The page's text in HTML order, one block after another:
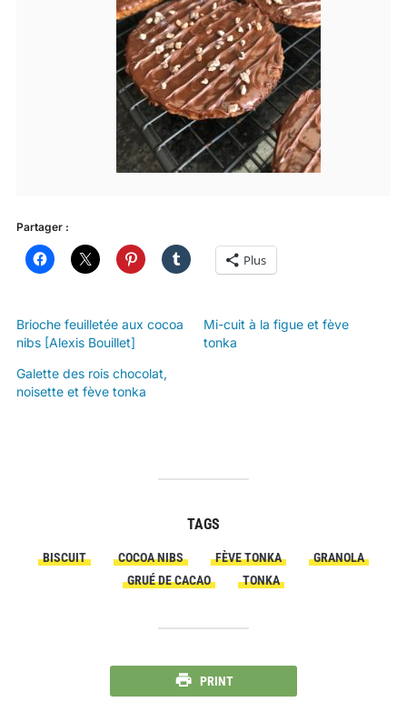
Partager :
Plus
Brioche feuilletée aux cocoa
nibs [Alexis Bouillet]
Mi-cuit à la figue et fève
tonka
Galette des rois chocolat,
noisette et fève tonka
TAGS
BISCUIT COCOA NIBS FÈVE TONKA
GRANOLA
GRUÉ DE CACAO
TONKA
PRINT